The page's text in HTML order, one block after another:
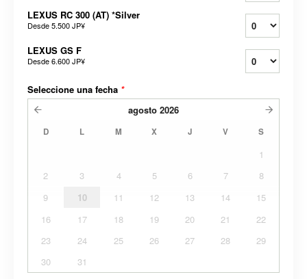
LEXUS RC 300 (AT) *Silver
Desde5.500 JP¥
LEXUS GS F
Desde6.600 JP¥
Seleccione una fecha *
agosto 2026
D L M X J V S
1
2
3 4 5 6 7
8
9
10 11 12 13 14
15
16
17 18 19 20 21
22
23
24 25 26 27 28
29
30
31